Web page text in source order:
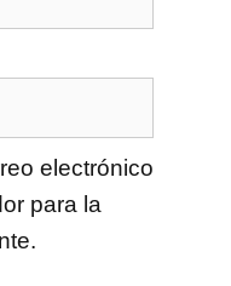
electrónico
para la